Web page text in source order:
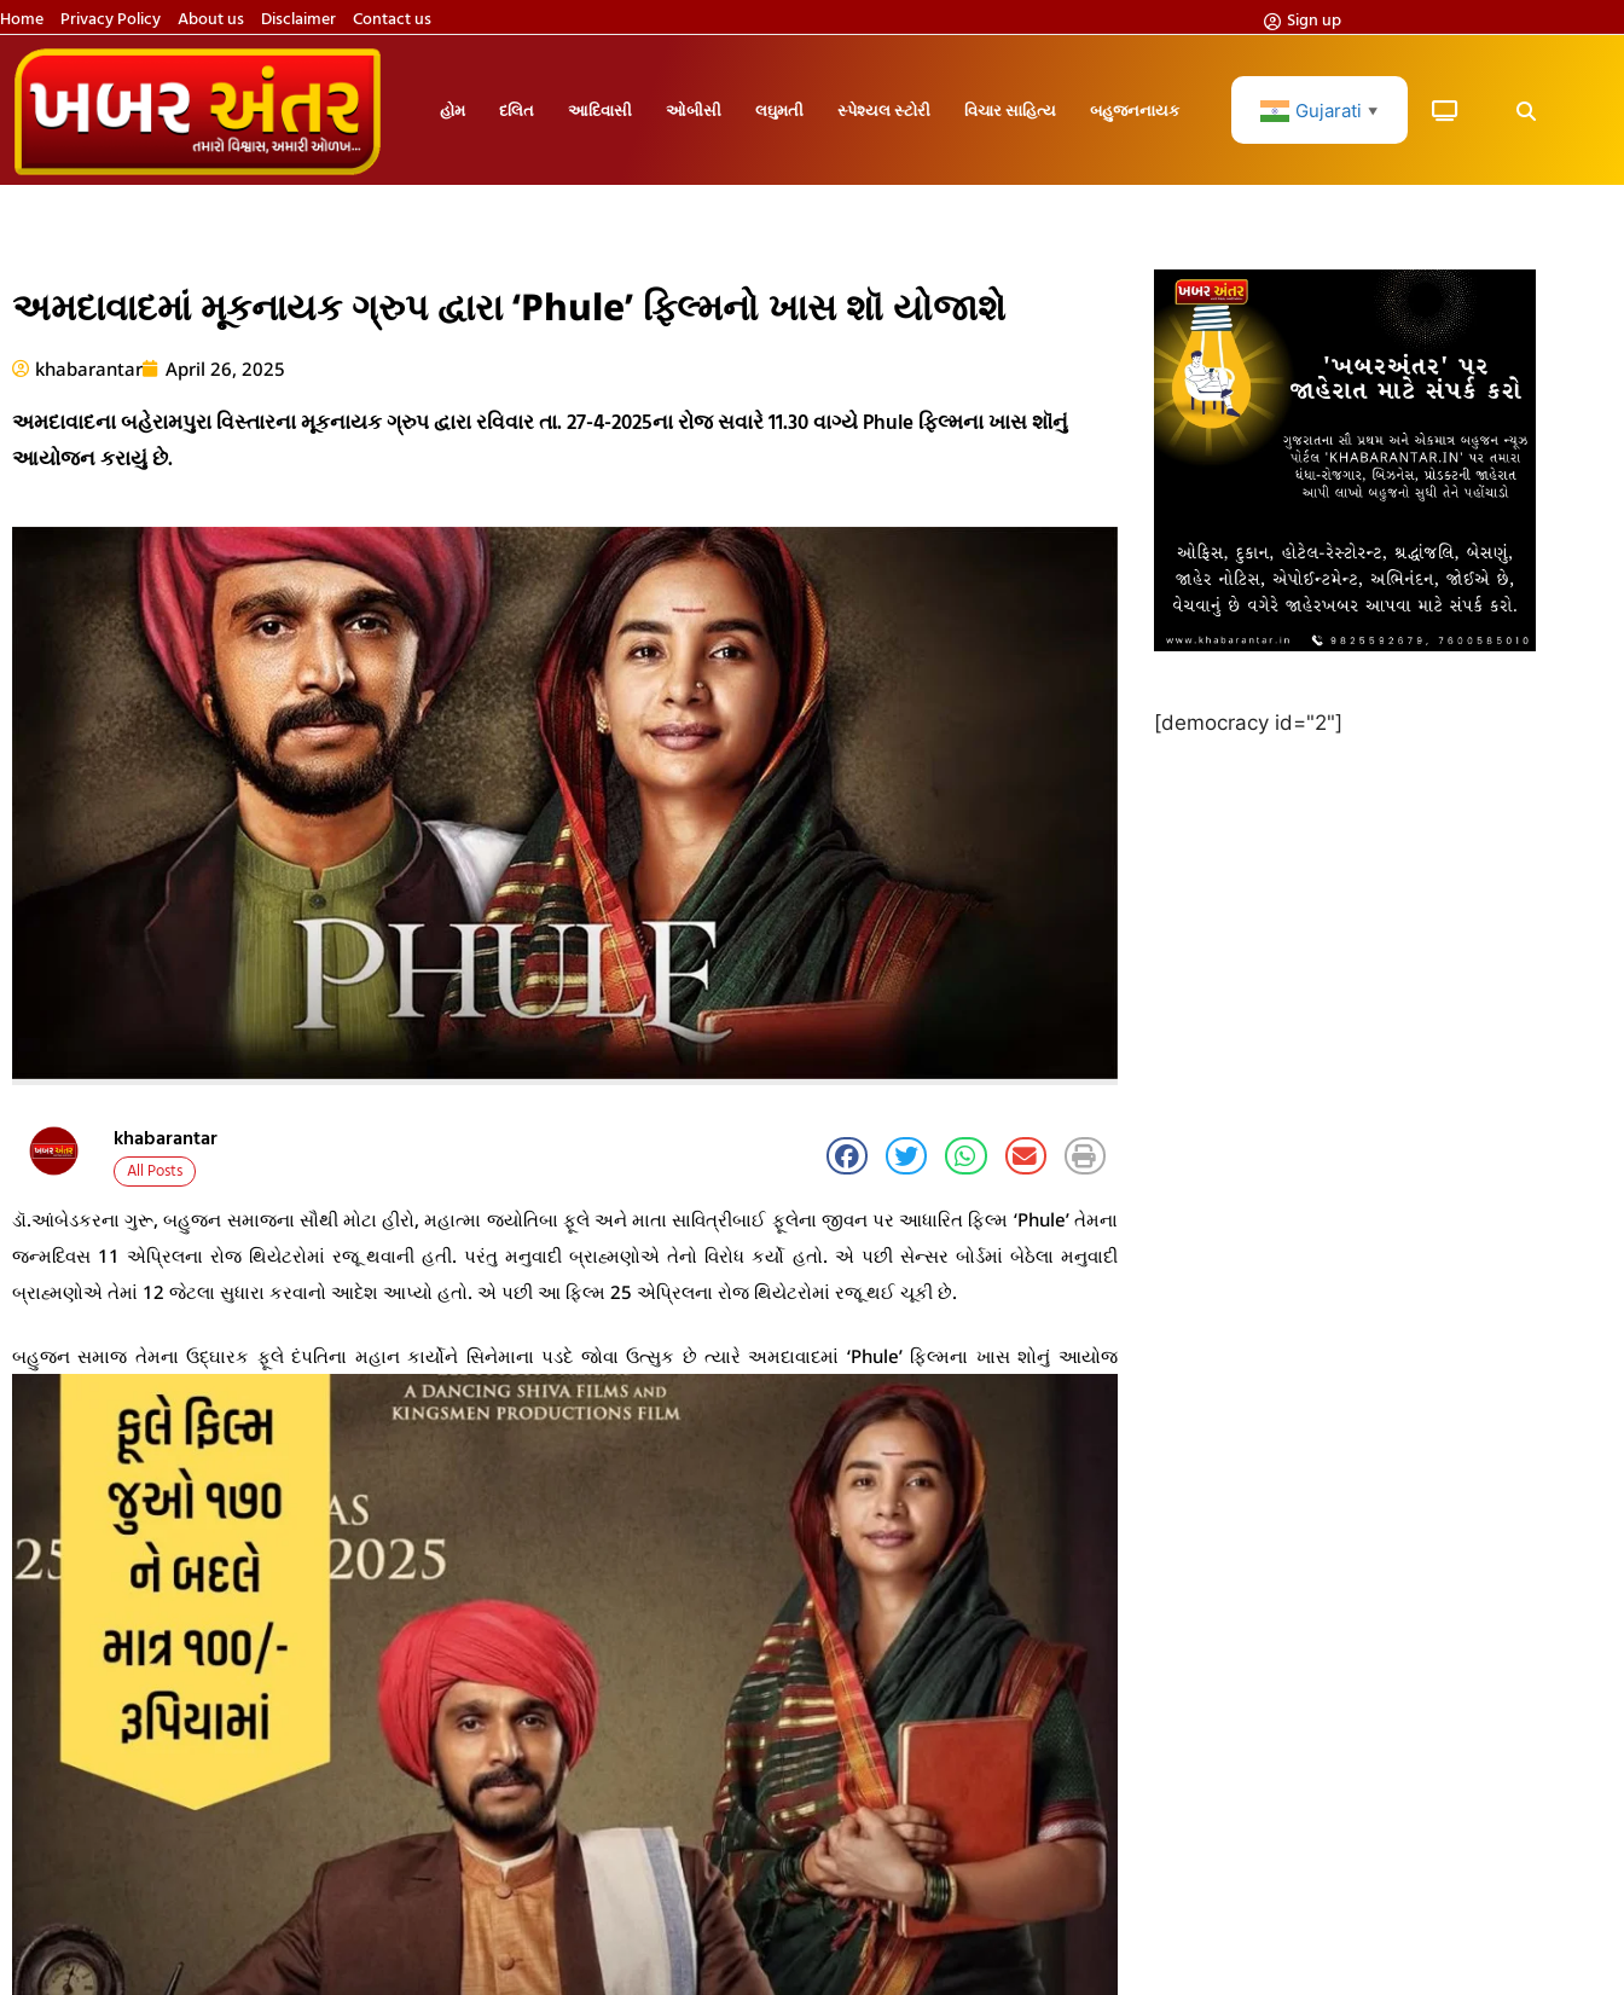
Home Privacy Policy About us Disclaimer Contact us Sign up
હોમ દલિત આદિવાસી ઓબીસી લઘુમતી સ્પેશ્યલ સ્ટોરી વિચાર સાહિત્ય બહુજનનાયક Gujarati ▼
અમદાવાદમાં મૂકનાયક ગ્રુપ દ્વારા ‘Phule’ ફિલ્મનો ખાસ શૉ યોજાશે
khabarantar April 26, 2025
અમદાવાદના બહેરામપુરા વિસ્તારના મૂકનાયક ગ્રુપ દ્વારા રવિવાર તા. 27-4-2025ના રોજ સવારે 11.30 વાગ્યે Phule ફિલ્મના ખાસ શૉનું
આયોજન કરાયું છે.
khabarantar
All Posts
ડૉ.આંબેડકરના ગુરૂ, બહુજન સમાજના સૌથી મોટા હીરો, મહાત્મા જ્યોતિબા ફૂલે અને માતા સાવિત્રીબાઈ ફૂલેના જીવન પર આધારિત ફિલ્મ ‘Phule’ તેમના
જન્મદિવસ 11 એપ્રિલના રોજ થિયેટરોમાં રજૂ થવાની હતી. પરંતુ મનુવાદી બ્રાહ્મણોએ તેનો વિરોધ કર્યો હતો. એ પછી સેન્સર બોર્ડમાં બેઠેલા મનુવાદી
બ્રાહ્મણોએ તેમાં 12 જેટલા સુધારા કરવાનો આદેશ આપ્યો હતો. એ પછી આ ફિલ્મ 25 એપ્રિલના રોજ થિયેટરોમાં રજૂ થઈ ચૂકી છે.
બહુજન સમાજ તેમના ઉદ્ઘારક ફૂલે દંપતિના મહાન કાર્યોને સિનેમાના પડદે જોવા ઉત્સુક છે ત્યારે અમદાવાદમાં ‘Phule’ ફિલ્મના ખાસ શોનું આયોજ
[democracy id="2"]